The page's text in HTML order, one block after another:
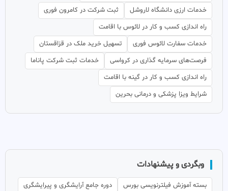
خدمات ارزی دانشگاه لاروشل
ثبت شرکت در کامرون فوری
راه اندازی کسب و کار در لائوس با اقامت
خدمات سفارت لائوس فوری
تسهیل خرید ملک در قزاقستان
فرصت‌های سرمایه گذاری در کرواسی
خدمات ثبت شرکت پاناما
راه اندازی کسب و کار در گینه با اقامت
شرایط ویزا پزشکی و درمانی بحرین
وبگردی و پیشنهادات
بسته آموزش فیلترنویسی بورس
دوره جامع آرایشگری و پیرایشگری